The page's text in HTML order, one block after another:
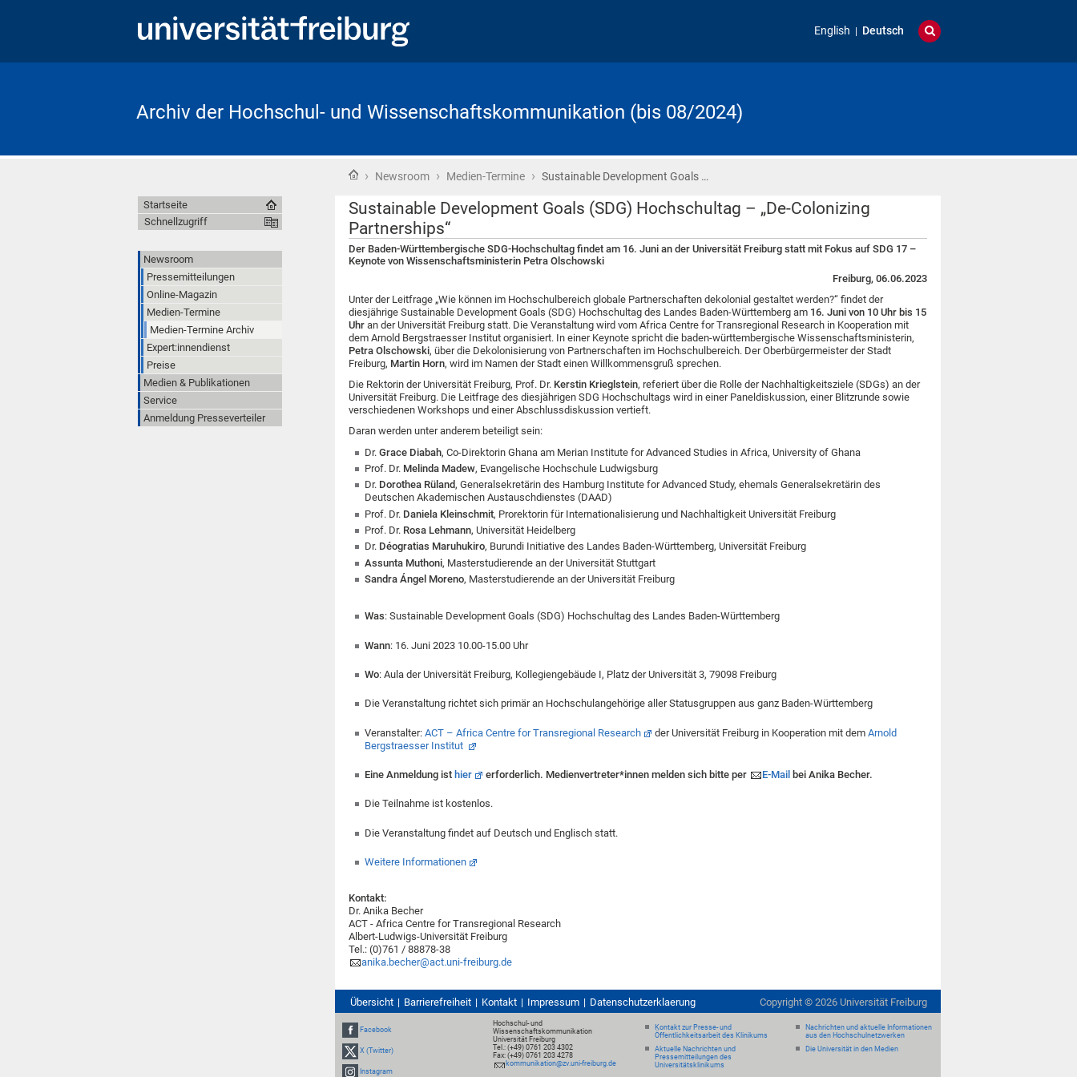
English Deutsch
Archiv der Hochschul- und Wissenschaftskommunikation (bis 08/2024)
Startseite
› Newsroom › Medien-Termine › Sustainable Development Goals …
Sustainable Development Goals (SDG) Hochschultag – „De-Colonizing
Partnerships“
Der Baden-Württembergische SDG-Hochschultag findet am 16. Juni an der Universität Freiburg statt mit Fokus auf SDG 17 –
Keynote von Wissenschaftsministerin Petra Olschowski
Freiburg, 06.06.2023
Unter der Leitfrage „Wie können im Hochschulbereich globale Partnerschaften dekolonial gestaltet werden?“ findet der
diesjährige Sustainable Development Goals (SDG) Hochschultag des Landes Baden-Württemberg am 16. Juni von 10 Uhr bis 15
Uhr an der Universität Freiburg statt. Die Veranstaltung wird vom Africa Centre for Transregional Research in Kooperation mit
dem Arnold Bergstraesser Institut organisiert. In einer Keynote spricht die baden-württembergische Wissenschaftsministerin,
Petra Olschowski, über die Dekolonisierung von Partnerschaften im Hochschulbereich. Der Oberbürgermeister der Stadt
Freiburg, Martin Horn, wird im Namen der Stadt einen Willkommensgruß sprechen.
Die Rektorin der Universität Freiburg, Prof. Dr. Kerstin Krieglstein, referiert über die Rolle der Nachhaltigkeitsziele (SDGs) an der
Universität Freiburg. Die Leitfrage des diesjährigen SDG Hochschultags wird in einer Paneldiskussion, einer Blitzrunde sowie
verschiedenen Workshops und einer Abschlussdiskussion vertieft.
Daran werden unter anderem beteiligt sein:
Dr.Grace Diabah, Co-Direktorin Ghana am Merian Institute for Advanced Studies in Africa, University of Ghana
Prof. Dr. Melinda Madew, Evangelische Hochschule Ludwigsburg
Dr. Dorothea Rüland, Generalsekretärin des Hamburg Institute for Advanced Study, ehemals Generalsekretärin des
Deutschen Akademischen Austauschdienstes (DAAD)
Prof. Dr. Daniela Kleinschmit, Prorektorin für Internationalisierung und Nachhaltigkeit Universität Freiburg
Prof. Dr. Rosa Lehmann, Universität Heidelberg
Dr. Déogratias Maruhukiro, Burundi Initiative des Landes Baden-Württemberg, Universität Freiburg
Assunta Muthoni, Masterstudierende an der Universität Stuttgart
Sandra Ángel Moreno, Masterstudierende an der Universität Freiburg
Was: Sustainable Development Goals (SDG) Hochschultag des Landes Baden-Württemberg
Wann: 16. Juni 2023 10.00-15.00 Uhr
Wo: Aula der Universität Freiburg, Kollegiengebäude I, Platz der Universität 3, 79098 Freiburg
Die Veranstaltung richtet sich primär an Hochschulangehörige aller Statusgruppen aus ganz Baden-Württemberg
Veranstalter:ACT – Africa Centre for Transregional Research der Universität Freiburg in Kooperation mit demArnold
Bergstraesser Institut
Eine Anmeldung ist hier erforderlich. Medienvertreter*innen melden sich bitte per E-Mail bei Anika Becher.
Die Teilnahme ist kostenlos.
Die Veranstaltung findet auf Deutsch und Englisch statt.
Weitere Informationen
Kontakt:
Dr. Anika Becher
ACT - Africa Centre for Transregional Research
Albert-Ludwigs-Universität Freiburg
Tel.: (0)761 / 88878-38
anika.becher@act.uni-freiburg.de
Startseite
Schnellzugriff
Newsroom
Pressemitteilungen
Online-Magazin
Medien-Termine
Medien-Termine Archiv
Expert:innendienst
Preise
Medien & Publikationen
Service
Anmeldung Presseverteiler
Übersicht Barrierefreiheit Kontakt Impressum Datenschutzerklaerung Copyright © 2026 Universität Freiburg
Facebook
X (Twitter)
Instagram
Hochschul- und
Wissenschaftskommunikation
Universität Freiburg
Tel.: (+49) 0761 203 4302
Fax: (+49) 0761 203 4278
kommunikation@zv.uni-freiburg.de
Kontakt zur Presse- und
Öffentlichkeitsarbeit des Klinikums
Aktuelle Nachrichten und
Pressemitteilungen des
Universitätsklinikums
Nachrichten und aktuelle Informationen
aus den Hochschulnetzwerken
Die Universität in den Medien